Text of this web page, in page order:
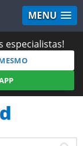
MENU
especialistas!